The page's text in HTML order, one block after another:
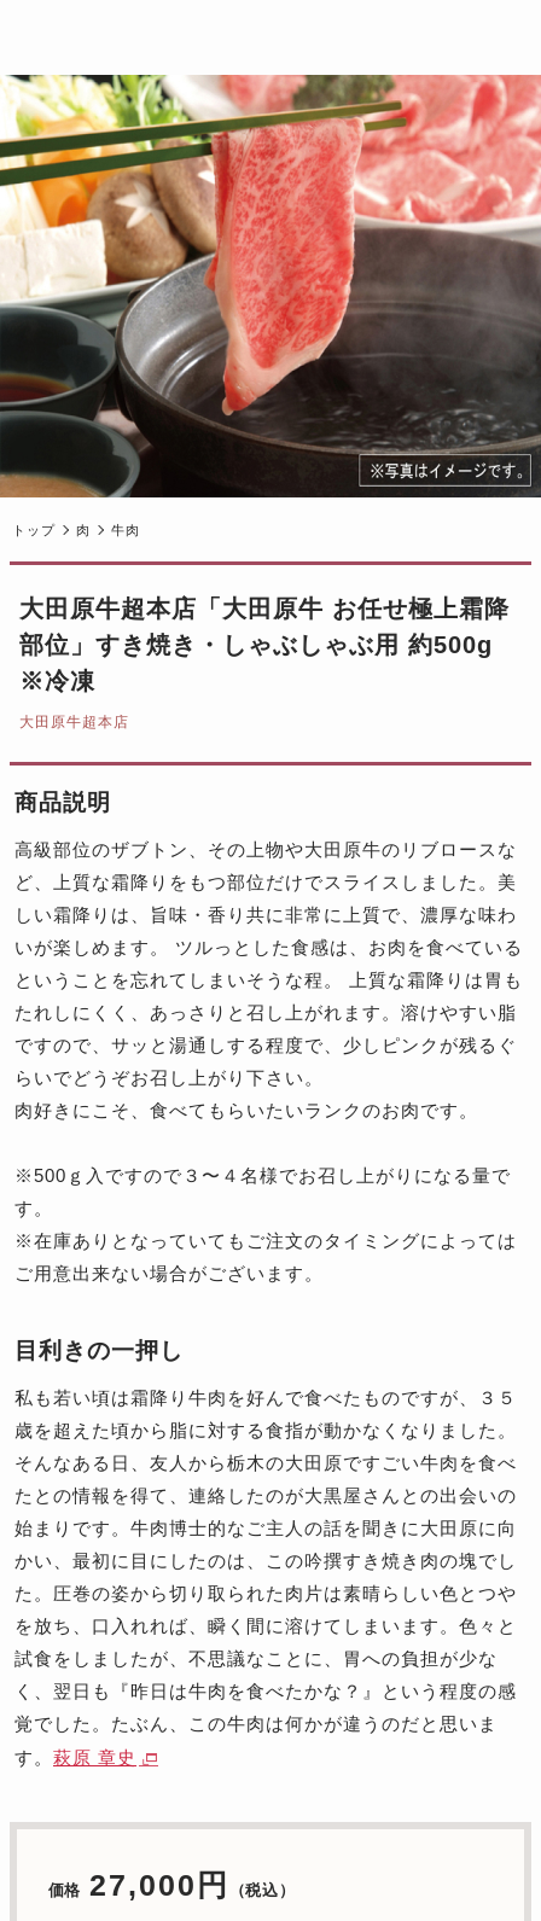
トップ 肉 牛肉
大田原牛超本店「大田原牛 お任せ極上霜降
部位」すき焼き・しゃぶしゃぶ用 約500g
※冷凍
大田原牛超本店
商品説明
高級部位のザブトン、その上物や大田原牛のリブロースな
ど、上質な霜降りをもつ部位だけでスライスしました。美
しい霜降りは、旨味・香り共に非常に上質で、濃厚な味わ
いが楽しめます。 ツルっとした食感は、お肉を食べている
ということを忘れてしまいそうな程。 上質な霜降りは胃も
たれしにくく、あっさりと召し上がれます。溶けやすい脂
ですので、サッと湯通しする程度で、少しピンクが残るぐ
らいでどうぞお召し上がり下さい。
肉好きにこそ、食べてもらいたいランクのお肉です。
※500ｇ入ですので３〜４名様でお召し上がりになる量で
す。
※在庫ありとなっていてもご注文のタイミングによっては
ご用意出来ない場合がございます。
目利きの一押し
私も若い頃は霜降り牛肉を好んで食べたものですが、３５
歳を超えた頃から脂に対する食指が動かなくなりました。
そんなある日、友人から栃木の大田原ですごい牛肉を食べ
たとの情報を得て、連絡したのが大黒屋さんとの出会いの
始まりです。牛肉博士的なご主人の話を聞きに大田原に向
かい、最初に目にしたのは、この吟撰すき焼き肉の塊でし
た。圧巻の姿から切り取られた肉片は素晴らしい色とつや
を放ち、口入れれば、瞬く間に溶けてしまいます。色々と
試食をしましたが、不思議なことに、胃への負担が少な
く、翌日も『昨日は牛肉を食べたかな？』という程度の感
覚でした。たぶん、この牛肉は何かが違うのだと思いま
す。 萩原 章史
価格 27,000円 （税込）